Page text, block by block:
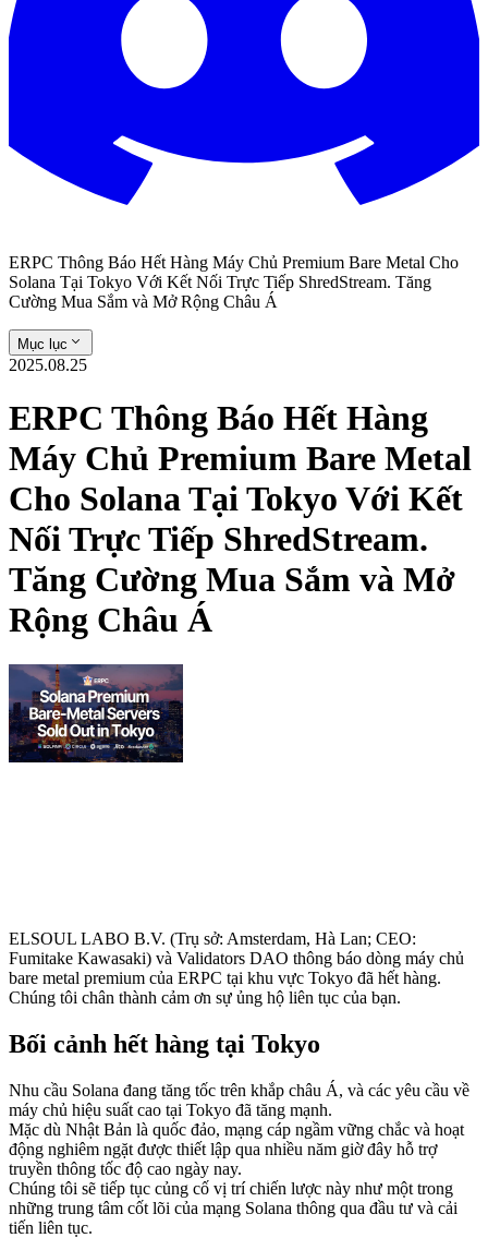
ERPC Thông Báo Hết Hàng Máy Chủ Premium Bare Metal Cho
Solana Tại Tokyo Với Kết Nối Trực Tiếp ShredStream. Tăng
Cường Mua Sắm và Mở Rộng Châu Á
Mục lục
2025.08.25
ERPC Thông Báo Hết Hàng
Máy Chủ Premium Bare Metal
Cho Solana Tại Tokyo Với Kết
Nối Trực Tiếp ShredStream.
Tăng Cường Mua Sắm và Mở
Rộng Châu Á
ELSOUL LABO B.V. (Trụ sở: Amsterdam, Hà Lan; CEO:
Fumitake Kawasaki) và Validators DAO thông báo dòng máy chủ
bare metal premium của ERPC tại khu vực Tokyo đã hết hàng.
Chúng tôi chân thành cảm ơn sự ủng hộ liên tục của bạn.
Bối cảnh hết hàng tại Tokyo
Nhu cầu Solana đang tăng tốc trên khắp châu Á, và các yêu cầu về
máy chủ hiệu suất cao tại Tokyo đã tăng mạnh.
Mặc dù Nhật Bản là quốc đảo, mạng cáp ngầm vững chắc và hoạt
động nghiêm ngặt được thiết lập qua nhiều năm giờ đây hỗ trợ
truyền thông tốc độ cao ngày nay.
Chúng tôi sẽ tiếp tục củng cố vị trí chiến lược này như một trong
những trung tâm cốt lõi của mạng Solana thông qua đầu tư và cải
tiến liên tục.